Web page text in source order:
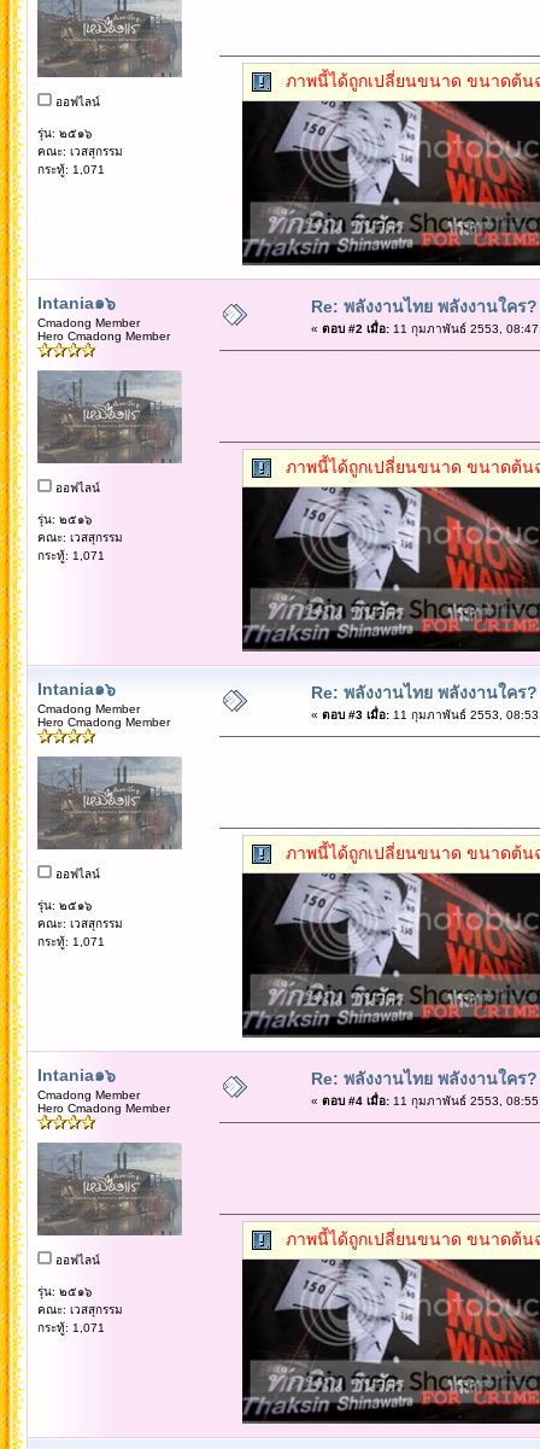
ออฟไลน์
รุ่น: ๒๕๑๖
คณะ: เวสสุกรรม
กระทู้: 1,071
ภาพนี้ได้ถูกเปลี่ยนขนาด ขนาดต้น
Intania๑๖
Cmadong Member
Hero Cmadong Member
ออฟไลน์
รุ่น: ๒๕๑๖
คณะ: เวสสุกรรม
กระทู้: 1,071
Re: พลังงานไทย พลังงานใคร?
« ตอบ #2 เมื่อ:11 กุมภาพันธ์ 2553,
ภาพนี้ได้ถูกเปลี่ยนขนาด ขนาดต้น
Intania๑๖
Cmadong Member
Hero Cmadong Member
ออฟไลน์
รุ่น: ๒๕๑๖
คณะ: เวสสุกรรม
กระทู้: 1,071
Re: พลังงานไทย พลังงานใคร?
« ตอบ #3 เมื่อ:11 กุมภาพันธ์ 2553,
ภาพนี้ได้ถูกเปลี่ยนขนาด ขนาดต้น
Intania๑๖
Cmadong Member
Hero Cmadong Member
ออฟไลน์
รุ่น: ๒๕๑๖
คณะ: เวสสุกรรม
กระทู้: 1,071
Re: พลังงานไทย พลังงานใคร?
« ตอบ #4 เมื่อ:11 กุมภาพันธ์ 2553,
ภาพนี้ได้ถูกเปลี่ยนขนาด ขนาดต้น